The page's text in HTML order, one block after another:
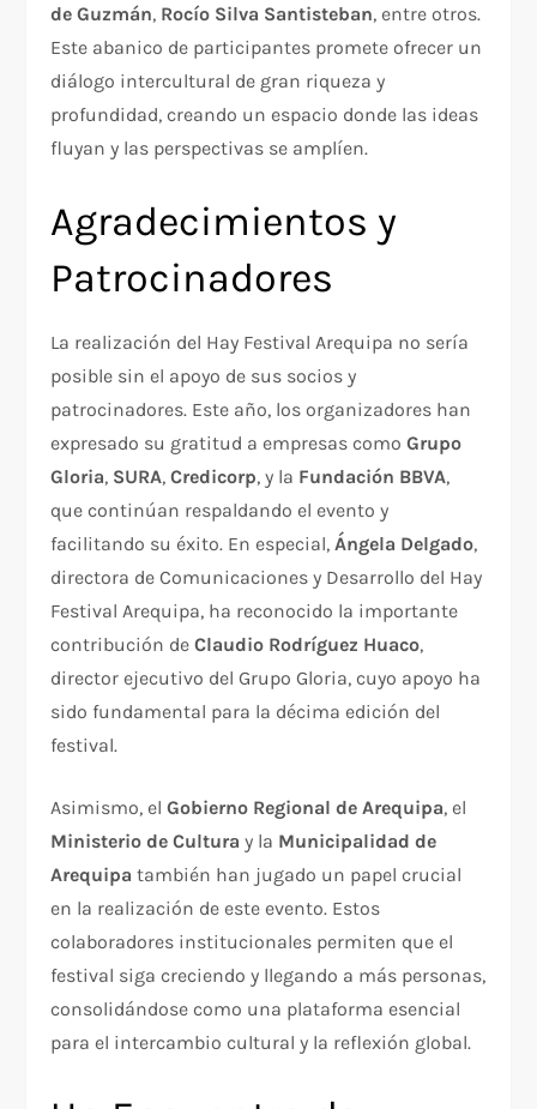
de Guzmán, Rocío Silva Santisteban, entre otros.
Este abanico de participantes promete ofrecer un
diálogo intercultural de gran riqueza y
profundidad, creando un espacio donde las ideas
fluyan y las perspectivas se amplíen.
Agradecimientos y
Patrocinadores
La realización del Hay Festival Arequipa no sería
posible sin el apoyo de sus socios y
patrocinadores. Este año, los organizadores han
expresado su gratitud a empresas comoGrupo
Gloria, SURA,Credicorp, y la Fundación BBVA,
que continúan respaldando el evento y
facilitando su éxito. En especial,Ángela Delgado,
directora de Comunicaciones y Desarrollo del Hay
Festival Arequipa, ha reconocido la importante
contribución deClaudio Rodríguez Huaco,
director ejecutivo del Grupo Gloria, cuyo apoyo ha
sido fundamental para la décima edición del
festival.
Asimismo, elGobierno Regional de Arequipa, el
Ministerio de Cultura y la Municipalidad de
Arequipa también han jugado un papel crucial
en la realización de este evento. Estos
colaboradores institucionales permiten que el
festival siga creciendo y llegando a más personas,
consolidándose como una plataforma esencial
para el intercambio cultural y la reflexión global.